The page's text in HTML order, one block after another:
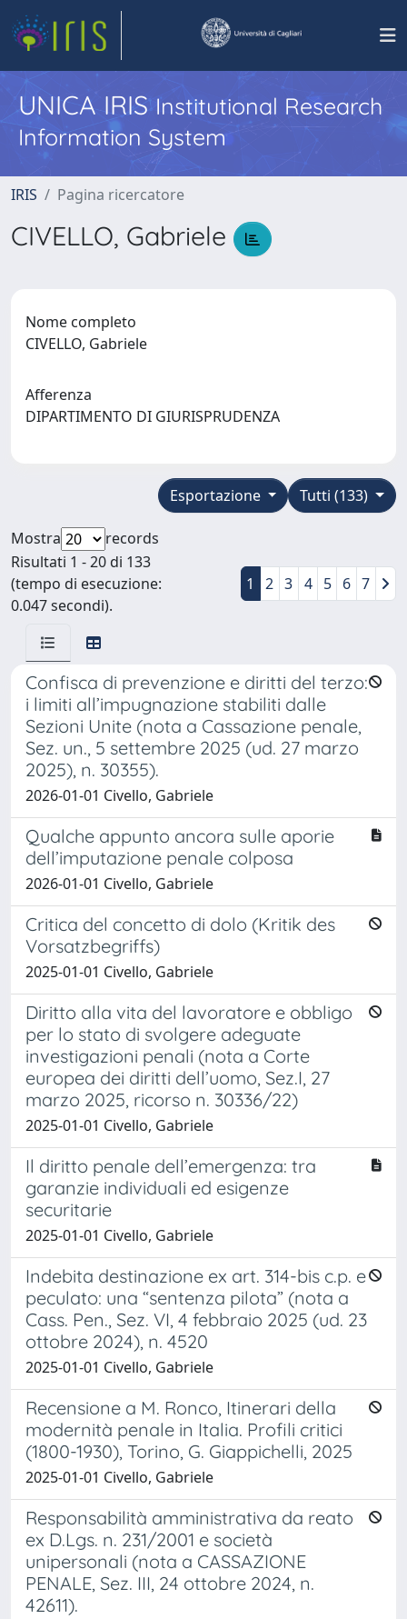
UNICA IRISInstitutional Research
Information System
IRIS Pagina ricercatore
CIVELLO, Gabriele
Nome completo
CIVELLO, Gabriele
Afferenza
DIPARTIMENTO DI GIURISPRUDENZA
Tutti (133)
Esportazione
Mostra
records
Risultati 1 - 20 di 133
(tempo di esecuzione:
0.047 secondi).
1 2 3 4 5 6 7
Confisca di prevenzione e diritti del terzo:
i limiti all’impugnazione stabiliti dalle
Sezioni Unite (nota a Cassazione penale,
Sez. un., 5 settembre 2025 (ud. 27 marzo
2025), n. 30355).
2026-01-01 Civello, Gabriele
Qualche appunto ancora sulle aporie
dell’imputazione penale colposa
2026-01-01 Civello, Gabriele
Critica del concetto di dolo (Kritik des
Vorsatzbegriffs)
2025-01-01 Civello, Gabriele
Diritto alla vita del lavoratore e obbligo
per lo stato di svolgere adeguate
investigazioni penali (nota a Corte
europea dei diritti dell’uomo, Sez.I, 27
marzo 2025, ricorso n. 30336/22)
2025-01-01 Civello, Gabriele
Il diritto penale dell’emergenza: tra
garanzie individuali ed esigenze
securitarie
2025-01-01 Civello, Gabriele
Indebita destinazione ex art. 314-bis c.p. e
peculato: una “sentenza pilota” (nota a
Cass. Pen., Sez. VI, 4 febbraio 2025 (ud. 23
ottobre 2024), n. 4520
2025-01-01 Civello, Gabriele
Recensione a M. Ronco, Itinerari della
modernità penale in Italia. Profili critici
(1800-1930), Torino, G. Giappichelli, 2025
2025-01-01 Civello, Gabriele
Responsabilità amministrativa da reato
ex D.Lgs. n. 231/2001 e società
unipersonali (nota a CASSAZIONE
PENALE, Sez. III, 24 ottobre 2024, n.
42611).